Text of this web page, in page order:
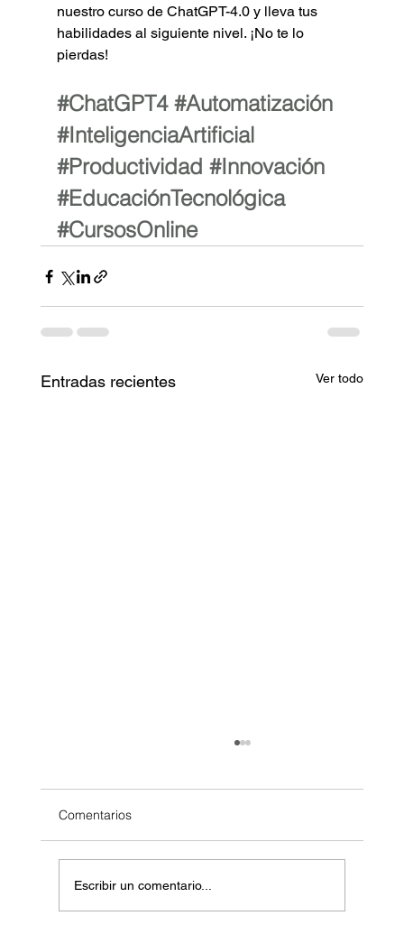
nuestro curso de ChatGPT-4.0 y lleva tus
habilidades al siguiente nivel. ¡No te lo
pierdas!
#ChatGPT4 #Automatización
#InteligenciaArtificial
#Productividad #Innovación
#EducaciónTecnológica
#CursosOnline
Entradas recientes Ver todo
Comentarios
Escribir un comentario...